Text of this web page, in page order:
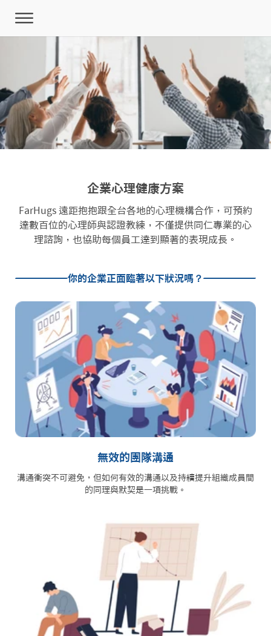
企業心理健康方案
FarHugs 遠距抱抱跟全台各地的心理機構合作，可預約
達數百位的心理師與認證教練，不僅提供同仁專業的心
理諮詢，也協助每個員工達到顯著的表現成長。
你的企業正面臨著以下狀況嗎？
無效的團隊溝通
溝通衝突不可避免，但如何有效的溝通以及持續提升組織成員間
的同理與默契是一項挑戰。